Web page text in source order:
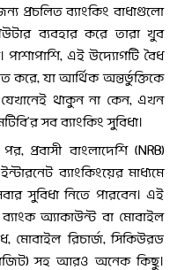
প্রচলিত ব্যাংকিং বাধাগুলো
ব্যবহার করে তারা খুব
এই উদ্যোগটি বৈধ
করে, যা আর্থিক অন্তর্ভুক্তিকে
থাকুন না কেন, এখন
সব ব্যাংকিং সুবিধা।
প্রবাসী বাংলাদেশি (NRB)
ব্যাংকিংয়ের মাধ্যমে
সুবিধা নিতে পারবেন। এই
অ্যাকাউন্ট বা মোবাইল
মোবাইল রিচার্জ, সিকিউরড
সহ আরও অনেক কিছু।